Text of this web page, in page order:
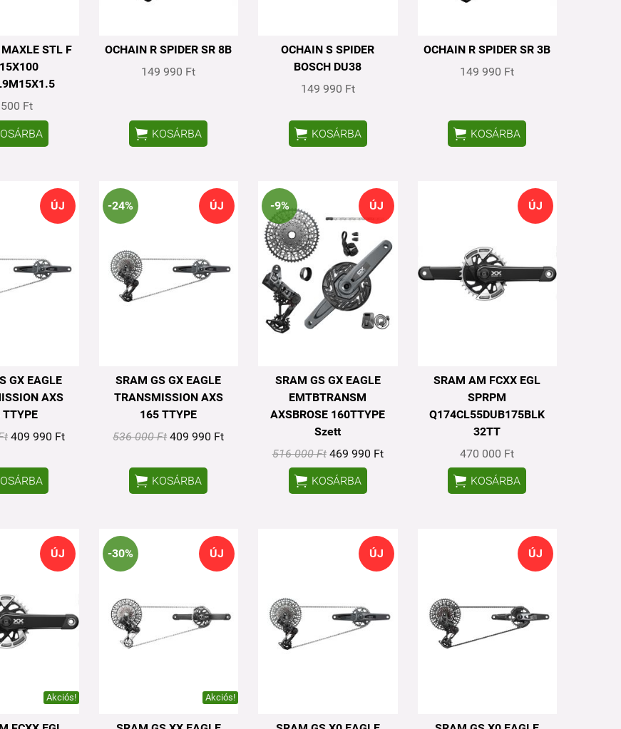
STL F
Ft
OCHAIN R SPIDER SR 8B
149 990 Ft
 KOSÁRBA
OCHAIN S SPIDER
BOSCH DU38
149 990 Ft
 KOSÁRBA
OCHAIN R SPIDER SR 3B
149 990 Ft
 KOSÁRBA
ÚJ
GX EAGLE
AXS
TTYPE
409 990 Ft
ÚJ
-24%
SRAM GS GX EAGLE
TRANSMISSION AXS
165 TTYPE
536 000 Ft 409 990 Ft
 KOSÁRBA
ÚJ
-9%
SRAM GS GX EAGLE
EMTBTRANSM
AXSBROSE 160TTYPE
Szett
516 000 Ft 469 990 Ft
 KOSÁRBA
ÚJ
SRAM AM FCXX EGL
SPRPM
Q174CL55DUB175BLK
32TT
470 000 Ft
 KOSÁRBA
ÚJ
Akciós!
ÚJ
-30%
Akciós!
ÚJ ÚJ